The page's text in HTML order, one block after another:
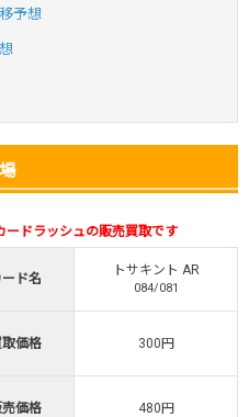
アド確解禁
たりやすい穴場オリパ
連できる！
が50円
！激熱イベント開催中
くじ公式はこちら ＞
予想
ドラッシュの販売買取です
ード名
トサキント AR
084/081
価格 300円
価格 480円